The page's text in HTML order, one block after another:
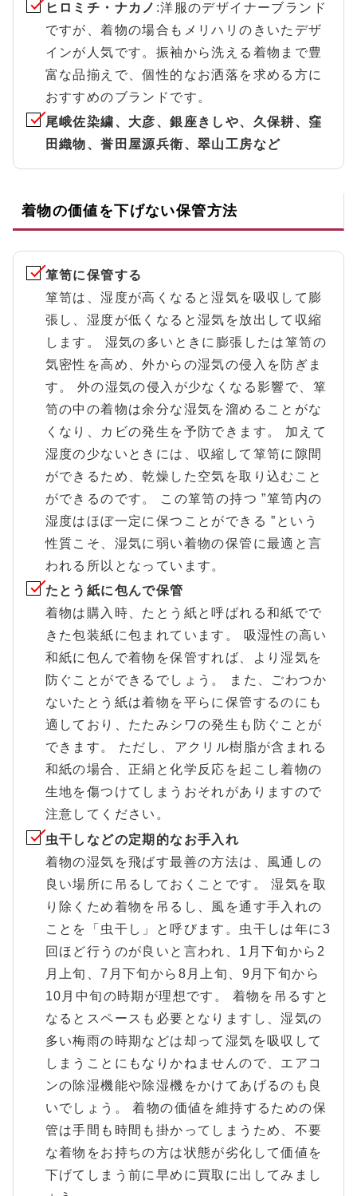
ヒロミチ・ナカノ :洋服のデザイナーブランド
ですが、着物の場合もメリハリのきいたデザ
インが人気です。振袖から洗える着物まで豊
富な品揃えで、個性的なお洒落を求める方に
おすすめのブランドです。
尾峨佐染繍、大彦、銀座きしや、久保耕、窪
田織物、誉田屋源兵衛、翠山工房など
着物の価値を下げない保管方法
箪笥に保管する
箪笥は、湿度が高くなると湿気を吸収して膨
張し、湿度が低くなると湿気を放出して収縮
します。 湿気の多いときに膨張したは箪笥の
気密性を高め、外からの湿気の侵入を防ぎま
す。 外の湿気の侵入が少なくなる影響で、箪
笥の中の着物は余分な湿気を溜めることがな
くなり、カビの発生を予防できます。 加えて
湿度の少ないときには、収縮して箪笥に隙間
ができるため、乾燥した空気を取り込むこと
ができるのです。 この箪笥の持つ ”箪笥内の
湿度はほぼ一定に保つことができる ”という
性質こそ、湿気に弱い着物の保管に最適と言
われる所以となっています。
たとう紙に包んで保管
着物は購入時、たとう紙と呼ばれる和紙でで
きた包装紙に包まれています。 吸湿性の高い
和紙に包んで着物を保管すれば、より湿気を
防ぐことができるでしょう。 また、ごわつか
ないたとう紙は着物を平らに保管するのにも
適しており、たたみシワの発生も防ぐことが
できます。 ただし、アクリル樹脂が含まれる
和紙の場合、正絹と化学反応を起こし着物の
生地を傷つけてしまうおそれがありますので
注意してください。
虫干しなどの定期的なお手入れ
着物の湿気を飛ばす最善の方法は、風通しの
良い場所に吊るしておくことです。 湿気を取
り除くため着物を吊るし、風を通す手入れの
ことを「虫干し」と呼びます。虫干しは年に3
回ほど行うのが良いと言われ、1月下旬から2
月上旬、7月下旬から8月上旬、9月下旬から
10月中旬の時期が理想です。 着物を吊るすと
なるとスペースも必要となりますし、湿気の
多い梅雨の時期などは却って湿気を吸収して
しまうことにもなりかねませんので、エアコ
ンの除湿機能や除湿機をかけてあげるのも良
いでしょう。 着物の価値を維持するための保
管は手間も時間も掛かってしまうため、不要
な着物をお持ちの方は状態が劣化して価値を
下げてしまう前に早めに買取に出してみまし